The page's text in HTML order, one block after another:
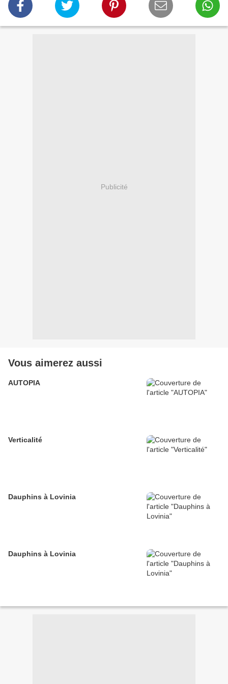
Publicité
Vous aimerez aussi
AUTOPIA
Verticalité
Dauphins à Lovinia
Dauphins à Lovinia